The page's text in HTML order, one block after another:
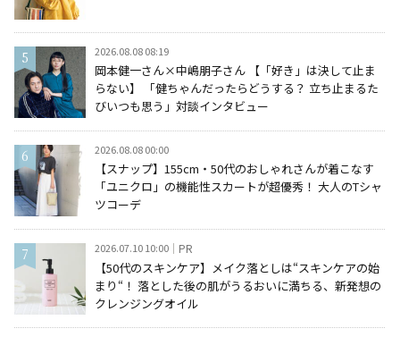
2026.08.08 08:19
岡本健一さん×中嶋朋子さん 【「好き」は決して止ま
らない】 「健ちゃんだったらどうする？ 立ち止まるた
びいつも思う」対談インタビュー
2026.08.08 00:00
【スナップ】155cm・50代のおしゃれさんが着こなす
「ユニクロ」の機能性スカートが超優秀！ 大人のTシャ
ツコーデ
2026.07.10 10:00 PR
【50代のスキンケア】メイク落としは“スキンケアの始
まり“！ 落とした後の肌がうるおいに満ちる、新発想の
クレンジングオイル